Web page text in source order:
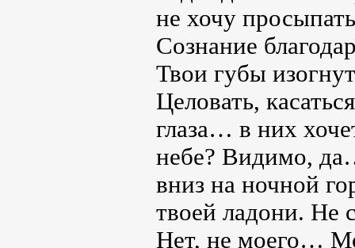
не хочу
Сознание
Твои губы
Целовать,
глаза… в них
небе? Видимо,
вниз на ночной
твоей ладони. Не
Нет, не моего…